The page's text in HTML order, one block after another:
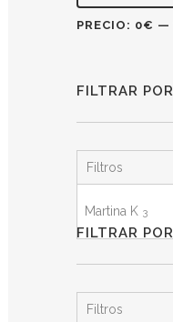
PRECIO: 0€ —
FILTRAR
Filtros
Martina K 3
FILTRAR
Filtros